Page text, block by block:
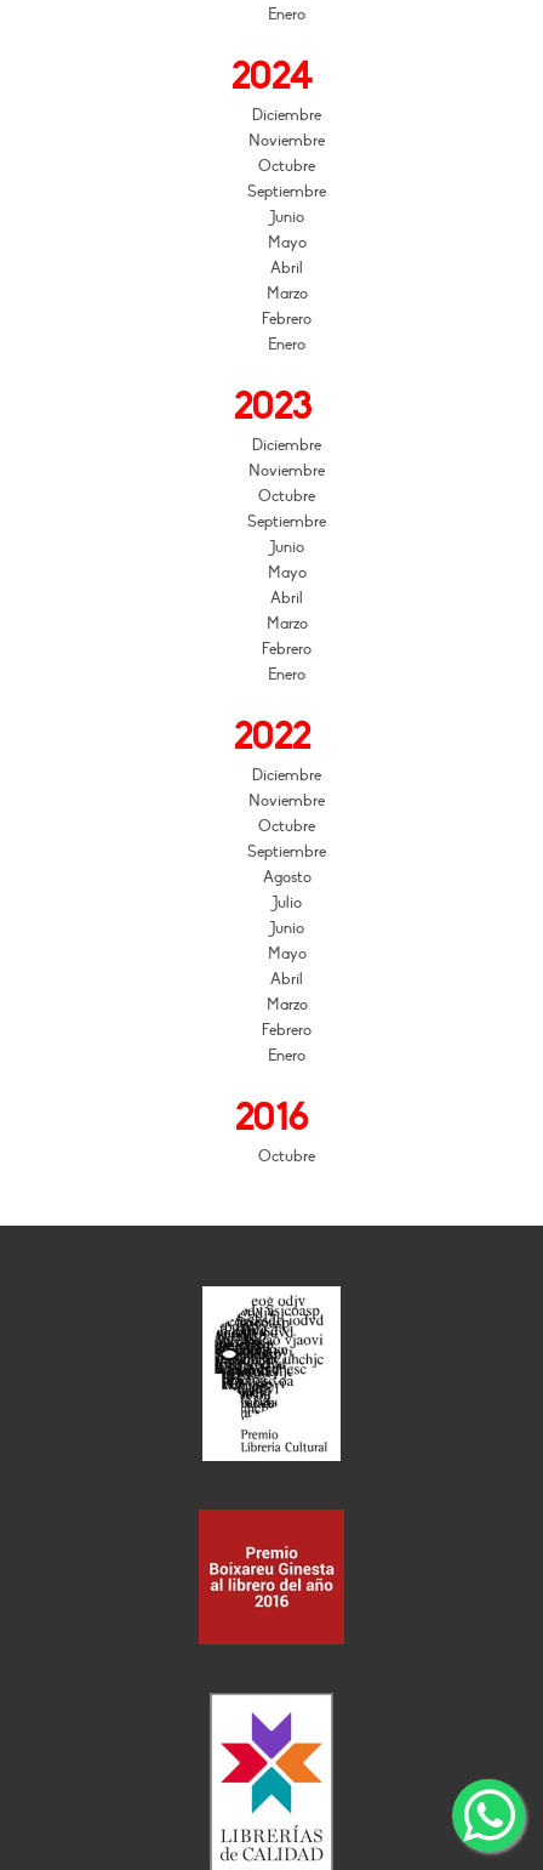
Enero
2024
Diciembre
Noviembre
Octubre
Septiembre
Junio
Mayo
Abril
Marzo
Febrero
Enero
2023
Diciembre
Noviembre
Octubre
Septiembre
Junio
Mayo
Abril
Marzo
Febrero
Enero
2022
Diciembre
Noviembre
Octubre
Septiembre
Agosto
Julio
Junio
Mayo
Abril
Marzo
Febrero
Enero
2016
Octubre